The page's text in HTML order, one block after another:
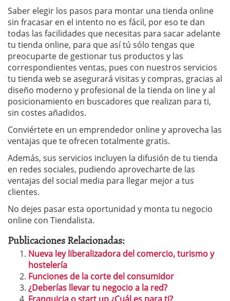
Saber elegir los pasos para montar una tienda online
sin fracasar en el intento no es fácil, por eso te dan
todas las facilidades que necesitas para sacar adelante
tu tienda online, para que así tú sólo tengas que
preocuparte de gestionar tus productos y las
correspondientes ventas, pues con nuestros servicios
tu tienda web se asegurará visitas y compras, gracias al
diseño moderno y profesional de la tienda on line y al
posicionamiento en buscadores que realizan para ti,
sin costes añadidos.
Conviértete en un emprendedor online y aprovecha las
ventajas que te ofrecen totalmente gratis.
Además, sus servicios incluyen la difusión de tu tienda
en redes sociales, pudiendo aprovecharte de las
ventajas del social media para llegar mejor a tus
clientes.
No dejes pasar esta oportunidad y monta tu negocio
online con Tiendalista.
Publicaciones Relacionadas:
Nueva ley liberalizadora del comercio, turismo y
hostelería
Funciones de la corte del consumidor
¿Deberías llevar tu negocio a la red?